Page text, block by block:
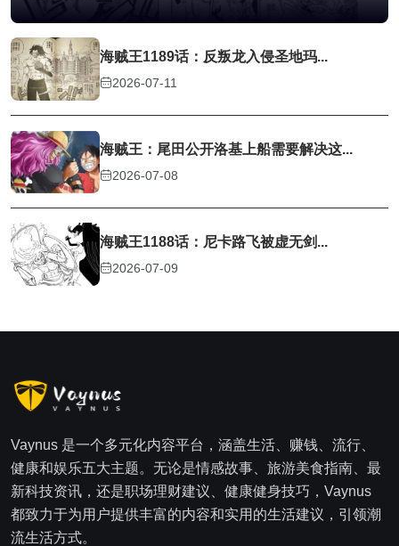
海贼王1189话：反叛龙入侵圣地玛...
2026-07-11
海贼王：尾田公开洛基上船需要解决这...
2026-07-08
海贼王1188话：尼卡路飞被虚无剑...
2026-07-09
Vaynus 是一个多元化内容平台，涵盖生活、赚钱、流行、
健康和娱乐五大主题。无论是情感故事、旅游美食指南、最
新科技资讯，还是职场理财建议、健康健身技巧，Vaynus
都致力于为用户提供丰富的内容和实用的生活建议，引领潮
流生活方式。